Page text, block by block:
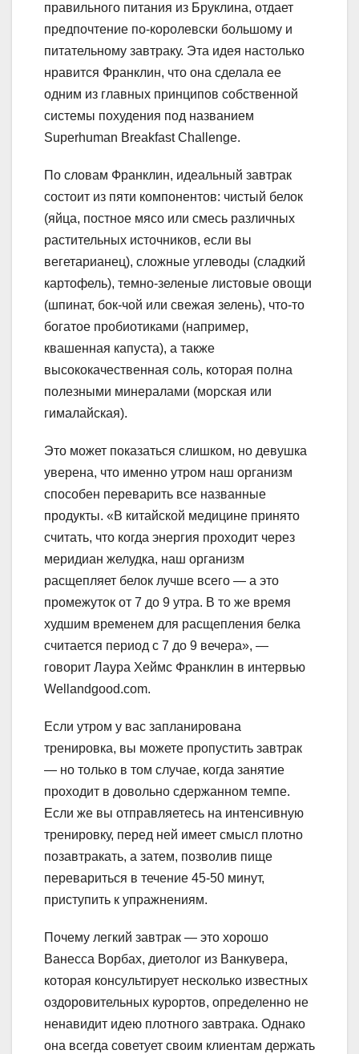
правильного питания из Бруклина, отдает
предпочтение по-королевски большому и
питательному завтраку. Эта идея настолько
нравится Франклин, что она сделала ее
одним из главных принципов собственной
системы похудения под названием
Superhuman Breakfast Challenge.
По словам Франклин, идеальный завтрак
состоит из пяти компонентов: чистый белок
(яйца, постное мясо или смесь различных
растительных источников, если вы
вегетарианец), сложные углеводы (сладкий
картофель), темно-зеленые листовые овощи
(шпинат, бок-чой или свежая зелень), что-то
богатое пробиотиками (например,
квашенная капуста), а также
высококачественная соль, которая полна
полезными минералами (морская или
гималайская).
Это может показаться слишком, но девушка
уверена, что именно утром наш организм
способен переварить все названные
продукты. «В китайской медицине принято
считать, что когда энергия проходит через
меридиан желудка, наш организм
расщепляет белок лучше всего — а это
промежуток от 7 до 9 утра. В то же время
худшим временем для расщепления белка
считается период с 7 до 9 вечера», —
говорит Лаура Хеймс Франклин в интервью
Wellandgood.сom.
Если утром у вас запланирована
тренировка, вы можете пропустить завтрак
— но только в том случае, когда занятие
проходит в довольно сдержанном темпе.
Если же вы отправляетесь на интенсивную
тренировку, перед ней имеет смысл плотно
позавтракать, а затем, позволив пище
перевариться в течение 45-50 минут,
приступить к упражнениям.
Почему легкий завтрак — это хорошо
Ванесса Ворбах, диетолог из Ванкувера,
которая консультирует несколько известных
оздоровительных курортов, определенно не
ненавидит идею плотного завтрака. Однако
она всегда советует своим клиентам держать